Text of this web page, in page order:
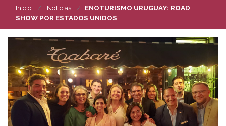
Inicio Noticias
ENOTURISMO URUGUAY: ROAD
SHOW POR ESTADOS UNIDOS